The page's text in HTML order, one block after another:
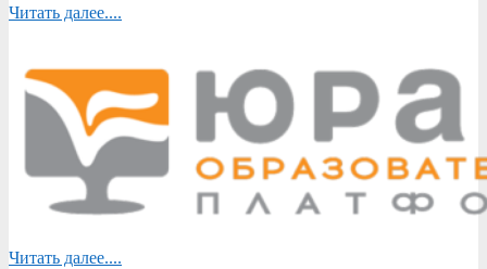
Читать далее....
Читать далее....